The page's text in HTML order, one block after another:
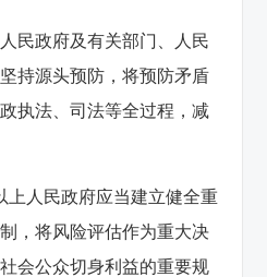
民政府及有关部门、人民
持源头预防，将预防矛盾
执法、司法等全过程，减
上人民政府应当建立健全重
，将风险评估作为重大决
会公众切身利益的重要规